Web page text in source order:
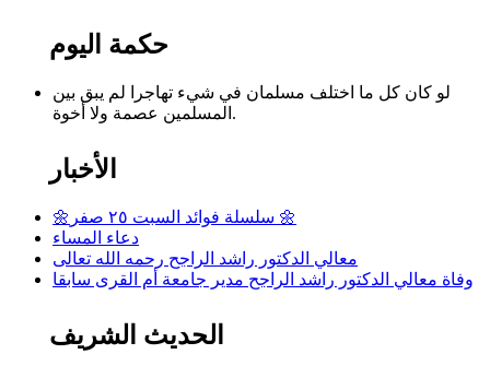
حكمة اليوم
لو كان كل ما اختلف مسلمان في شيء تهاجرا لم يبق بين
المسلمين عصمة ولا أخوة.
الأخبار
🌼سلسلة فوائد السبت ٢٥ صفر 🌼
دعاء المساء
معالي الدكتور راشد الراجح رحمه الله تعالى
وفاة معالي الدكتور راشد الراجح مدير جامعة أم القرى سابقا
الحديث الشريف